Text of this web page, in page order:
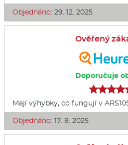
Objednáno: 29. 12. 2025
Ověřený
Doporučuje
Mají výhybky, co fungují v
Objednáno: 17. 8. 2025